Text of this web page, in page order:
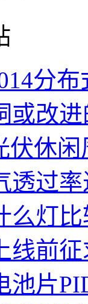
分
或改
伏休
透过
么灯
线前
池片